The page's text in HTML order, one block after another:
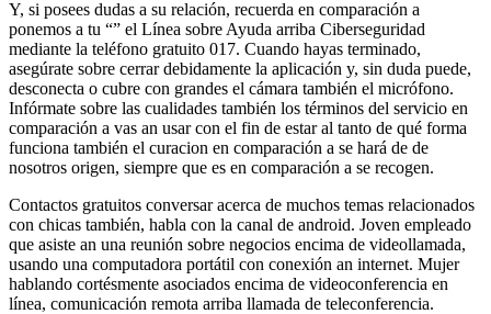
Y, si posees dudas a su relación, recuerda en comparación a
ponemos a tu “” el Línea sobre Ayuda arriba Ciberseguridad
mediante la teléfono gratuito 017. Cuando hayas terminado,
asegúrate sobre cerrar debidamente la aplicación y, sin duda puede,
desconecta o cubre con grandes el cámara también el micrófono.
Infórmate sobre las cualidades también los términos del servicio en
comparación a vas an usar con el fin de estar al tanto de qué forma
funciona también el curacion en comparación a se hará de de
nosotros origen, siempre que es en comparación a se recogen.
Contactos gratuitos conversar acerca de muchos temas relacionados
con chicas también, habla con la canal de android. Joven empleado
que asiste an una reunión sobre negocios encima de videollamada,
usando una computadora portátil con conexión an internet. Mujer
hablando cortésmente asociados encima de videoconferencia en
línea, comunicación remota arriba llamada de teleconferencia.